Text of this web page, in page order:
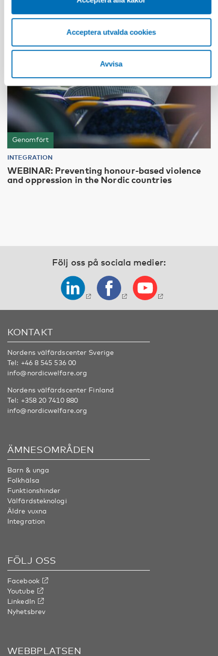
Acceptera utvalda cookies
Avvisa
Genomfört
INTEGRATION
WEBINAR: Preventing honour-based violence
and oppression in the Nordic countries
Följ oss på sociala medier:
KONTAKT
Nordens välfärdscenter Sverige
Tel: +46 8 545 536 00
info@nordicwelfare.org
Nordens välfärdscenter Finland
Tel: +358 20 7410 880
info@nordicwelfare.org
ÄMNESOMRÅDEN
Barn & unga
Folkhälsa
Funktionshinder
Välfärdsteknologi
Äldre vuxna
Integration
FÖLJ OSS
Facebook
Youtube
LinkedIn
Nyhetsbrev
WEBBPLATSEN